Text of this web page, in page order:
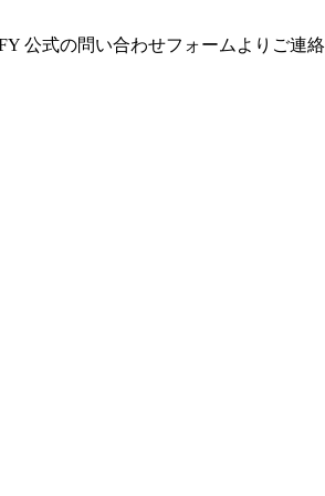
公式の問い合わせフォームよりご連絡